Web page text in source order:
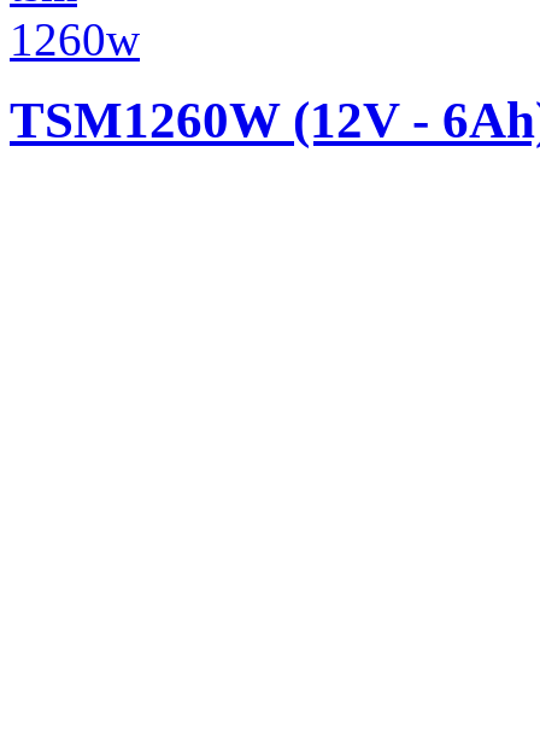
TSM1260W (12V -